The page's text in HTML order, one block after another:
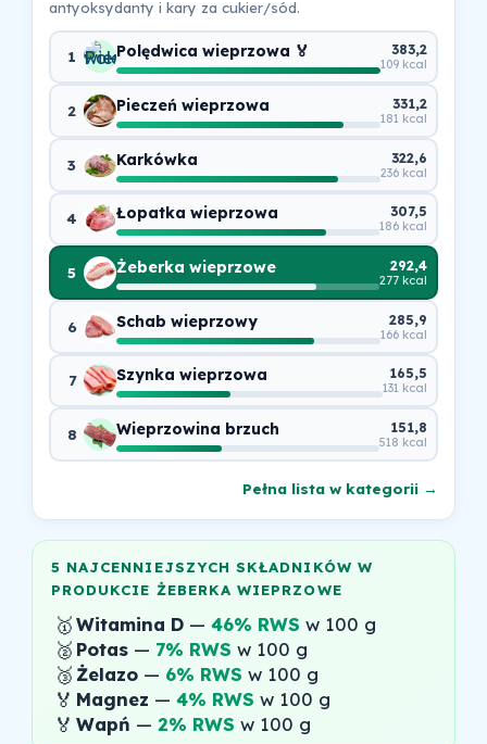
antyoksydanty i kary za cukier/sód.
1 Polędwica wieprzowa 🏅 383,2
109 kcal
2 Pieczeń wieprzowa 331,2
181 kcal
3 Karkówka 322,6
236 kcal
4 Łopatka wieprzowa 307,5
186 kcal
5 Żeberka wieprzowe 292,4
277 kcal
6 Schab wieprzowy 285,9
166 kcal
7 Szynka wieprzowa 165,5
131 kcal
8 Wieprzowina brzuch 151,8
518 kcal
Pełna lista w kategorii →
5 NAJCENNIEJSZYCH SKŁADNIKÓW W
PRODUKCIE ŻEBERKA WIEPRZOWE
🥇 Witamina D —46% RWS w 100 g
🥈 Potas — 7% RWS w 100 g
🥉 Żelazo — 6% RWS w 100 g
🏅 Magnez —4% RWS w 100 g
🏅 Wapń —2% RWS w 100 g